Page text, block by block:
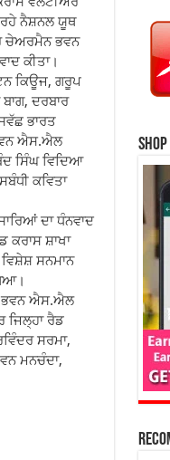
ਨੈਸ਼ਨਲ ਯੂਥ
ਚੇਅਰਮੈਨ ਭਵਨ
ਕੀਤਾ।
ਕਿਊਜ, ਗਰੂਪ
ਦਰਬਾਰ
ਭਾਰਤ
ਐਸ.ਐਲ
ਸਿੰਘ ਵਿਦਿਆ
ਕਵਿਤਾ
ਦਾ ਧੰਨਵਾਦ
ਕਰਾਸ ਸ਼ਾਖਾ
ਸਨਮਾਨ
ਭਵਨ ਐਸ.ਐਲ
ਰੈਡ
ਸਰਮਾ,
ਮਨਚੰਦਾ,